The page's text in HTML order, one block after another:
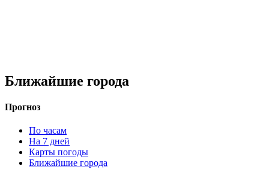
Ближайшие города
Прогноз
По часам
На 7 дней
Карты погоды
Ближайшие города